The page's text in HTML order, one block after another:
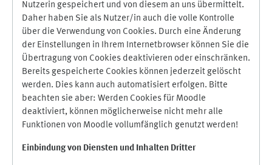
Nutzerin gespeichert und von diesem an uns übermittelt.
Daher haben Sie als Nutzer/in auch die volle Kontrolle
über die Verwendung von Cookies. Durch eine Änderung
der Einstellungen in Ihrem Internetbrowser können Sie die
Übertragung von Cookies deaktivieren oder einschränken.
Bereits gespeicherte Cookies können jederzeit gelöscht
werden. Dies kann auch automatisiert erfolgen. Bitte
beachten sie aber: Werden Cookies für Moodle
deaktiviert, können möglicherweise nicht mehr alle
Funktionen von Moodle vollumfänglich genutzt werden!
Einbindung von Diensten und Inhalten Dritter